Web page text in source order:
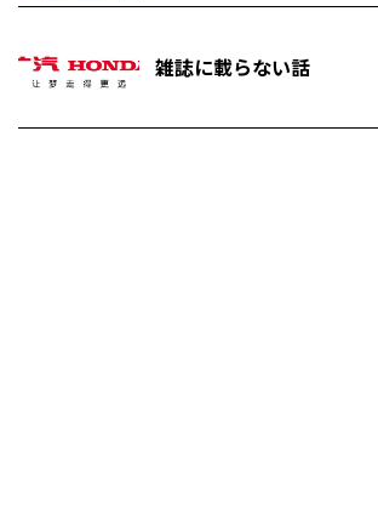
雑誌に載らない話